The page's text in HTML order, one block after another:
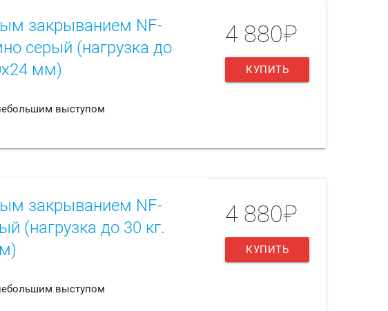
закрыванием NF-
серый (нагрузка до
мм)
выступом
4 880₽
КУПИТЬ
закрыванием NF-
(нагрузка до 30 кг.
выступом
4 880₽
КУПИТЬ